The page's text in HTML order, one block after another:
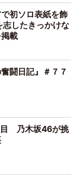
初ソロ表紙を飾
志したきっかけな
載
闘日記』＃７７
目 乃木坂46が挑